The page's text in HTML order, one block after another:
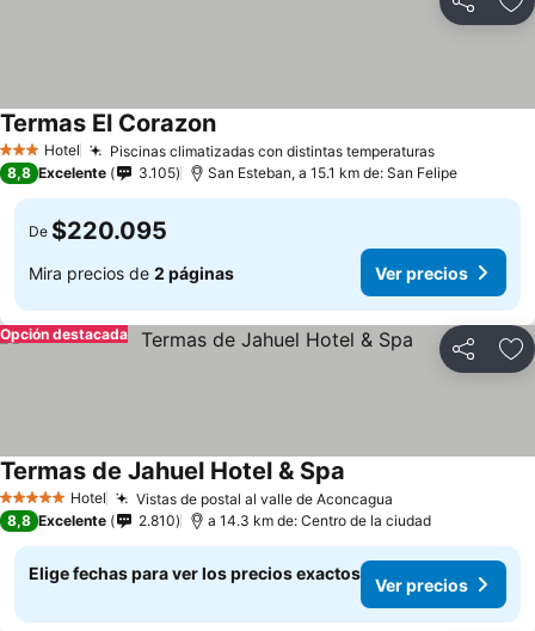
Compartir
3 Estrellas
Hotel Piscinas climatizadas con distintas temperaturasVer precios
Termas El CorazonVer precios
8,8 Excelente 3.105 San Esteban, a 15.1 km de: San Felipe
De $220.095
Mira precios de 2 páginas Ver precios
Compartir
Opción destacada
5 Estrellas Hotel Vistas de postal al valle de Aconcagua
Termas de Jahuel Hotel & Spa
8,8 Excelente 2.810 a 14.3 km de: Centro de la ciudad
Elige fechas para ver los precios exactos
Ver precios